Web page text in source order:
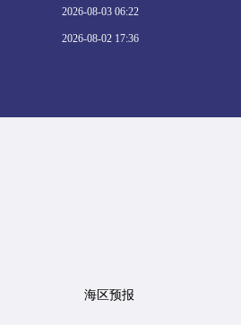
2026-08-03 06:22
2026-08-02 17:36
海区预报